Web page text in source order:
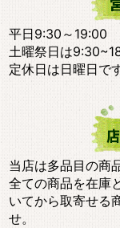
平日9:30～19:00
土曜祭日は
定休日は日曜日です
当店は多品目の商
全ての商品を在庫
いてから取寄せる
せ。